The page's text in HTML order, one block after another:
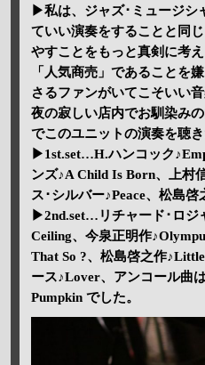
▶私は、ジャズ･ミュージシ
ていい演奏をすることと同
やすことをもっと真剣に考
「人気商売」であることを
さるファンがいてこそいい
夜の寂しい店内でお馴染み
でこのユニットの演奏を聴
▶1st.set…H.ハンコック
ンズ♪A Child Is Born、上村
ス･シルバー♪Peace、松島啓
▶2nd.set…リチャード･ロジ
Ceiling、今泉正明作
That So ?、松島啓之作
ース♪Lover、アンコール曲
Pumpkin でした。